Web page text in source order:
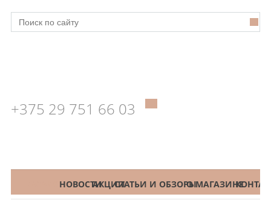
+375 29 751 66 03
КАТАЛОГНОВОСТИАКЦИИСТАТЬИ И ОБЗОРЫО МАГАЗИНЕ